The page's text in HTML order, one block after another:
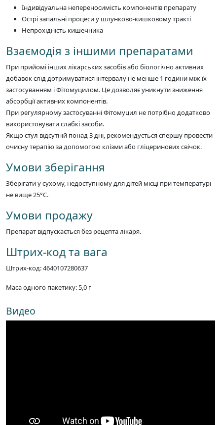
Індивідуальна непереносимість компонентів препарату
Острі запальні процеси у шлунково-кишковому тракті
Непрохідність кишечника
Взаємодія з іншими препаратами
При прийомі інших лікарських засобів або біологічно активних
добавок слід дотримуватися інтервалу не менше 1 години між їх
застосуванням і Фітомуцилом. Це дозволяє уникнути зниження
абсорбції активних компонентів.
При регулярному застосуванні Фітомуцил не потрібно додатково
використовувати слабкі засоби.
Якщо стул відсутній понад 3 дні, рекомендується спершу провести
очисну терапію за допомогою клізми або гліцеринових свічок.
Умови зберігання
Зберігати у сухому, недоступному для дітей місці при температурі
не вище 25°C.
Умови продажу
Препарат відпускається без рецепта лікаря.
Штрих-код та вага
Штрих-код: 4640107280637
Маса одного пакетику: 5,0 г
Видео